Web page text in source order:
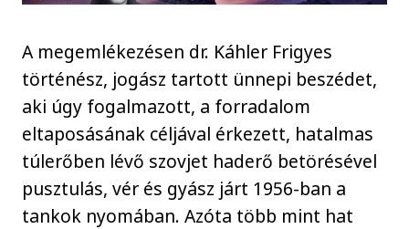
A megemlékezésen dr. Káhler Frigyes
történész, jogász tartott ünnepi beszédet,
aki úgy fogalmazott, a forradalom
eltaposásának céljával érkezett, hatalmas
túlerőben lévő szovjet haderő betörésével
pusztulás, vér és gyász járt 1956-ban a
tankok nyomában. Azóta több mint hat